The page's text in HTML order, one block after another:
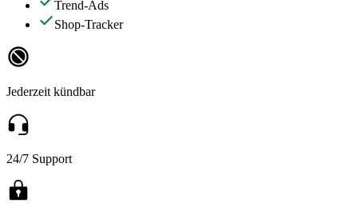
Trend-Ads
Shop-Tracker
Jederzeit kündbar
24/7 Support